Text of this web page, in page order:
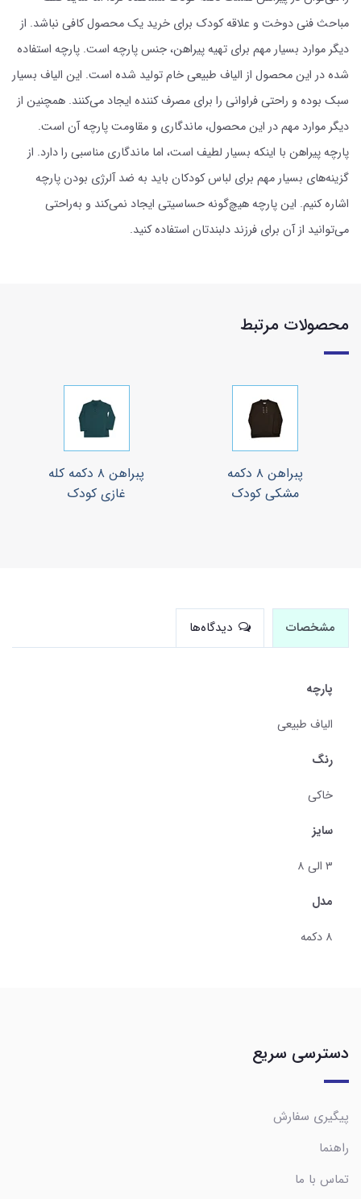
مباحث فنی دوخت و علاقه کودک برای خرید یک محصول کافی نباشد. از
دیگر موارد بسیار مهم برای تهیه پیراهن، جنس پارچه است. پارچه استفاده
شده در این محصول از الیاف طبیعی خام تولید شده است. این الیاف بسیار
سبک بوده و راحتی فراوانی را برای مصرف کننده ایجاد می‌کنند. همچنین از
دیگر موارد مهم در این محصول، ماندگاری و مقاومت پارچه آن است.
پارچه پیراهن با اینکه بسیار لطیف است، اما ماندگاری مناسبی را دارد. از
گزینه‌های بسیار مهم برای لباس کودکان باید به ضد آلرژی بودن پارچه
اشاره کنیم. این پارچه هیچ‌گونه حساسیتی ایجاد نمی‌کند و به‌راحتی
می‌توانید از آن برای فرزند دلبندتان استفاده کنید.
محصولات مرتبط
پبراهن ۸ دکمه
مشکی کودک
پبراهن ۸ دکمه کله
غازی کودک
مشخصات دیدگاه‌ها
پارچه
الیاف طبیعی
رنگ
خاکی
سایز
۳ الی ۸
مدل
۸ دکمه
دسترسی سریع
پیگیری سفارش
راهنما
تماس با ما